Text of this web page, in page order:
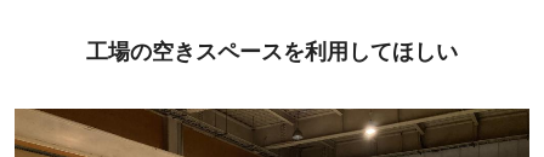
工場の空きスペースを利用してほしい